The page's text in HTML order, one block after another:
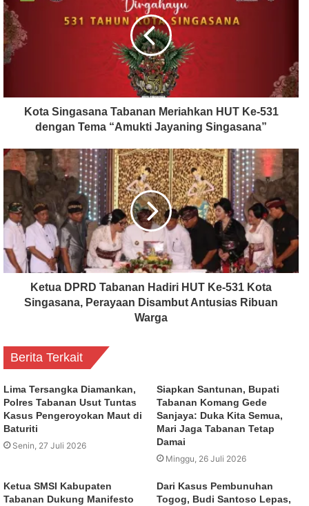
Kota Singasana Tabanan Meriahkan HUT Ke-531
dengan Tema “Amukti Jayaning Singasana”
Ketua DPRD Tabanan Hadiri HUT Ke-531 Kota
Singasana, Perayaan Disambut Antusias Ribuan
Warga
Berita Terkait
Lima Tersangka Diamankan,
Polres Tabanan Usut Tuntas
Kasus Pengeroyokan Maut di
Baturiti
Senin, 27 Juli 2026
Siapkan Santunan, Bupati
Tabanan Komang Gede
Sanjaya: Duka Kita Semua,
Mari Jaga Tabanan Tetap
Damai
Minggu, 26 Juli 2026
Ketua SMSI Kabupaten
Tabanan Dukung Manifesto
Dari Kasus Pembunuhan
Togog, Budi Santoso Lepas,